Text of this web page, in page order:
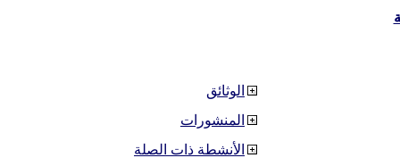
الوثائق
المنشورات
الأنشطة ذات الصلة